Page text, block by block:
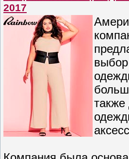
2017
также